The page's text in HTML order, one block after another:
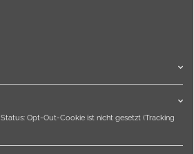
Status: Opt-Out-Cookie ist nicht gesetzt (Tracking